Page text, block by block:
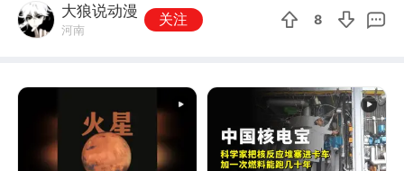
大狼说动漫
河南
关注 8